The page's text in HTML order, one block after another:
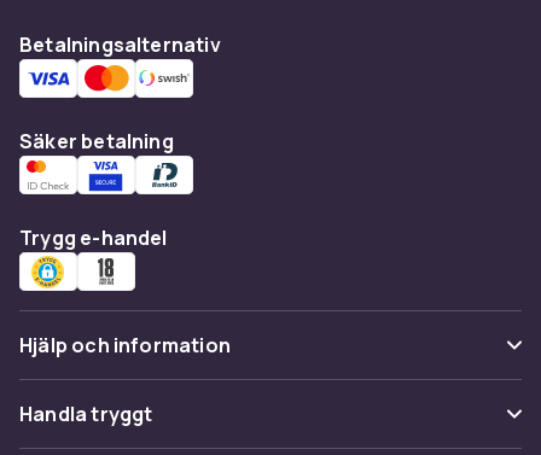
Betalningsalternativ
Säker betalning
Trygg e-handel
Hjälp och information
Vanliga frågor
Handla tryggt